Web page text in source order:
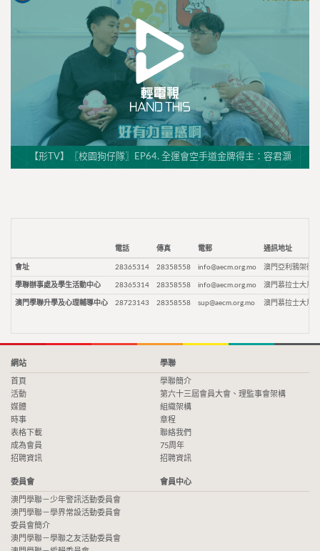
【形TV】〖校園狗仔隊〗EP64. 全運會空手道金牌得主：容君灝
電話 傳真 電郵 通訊地址
會址 28365314 28358558 info@aecm.org.mo 澳門亞利鴉架街9
學聯辦事處及學生活動中心 28365314 28358558 info@aecm.org.mo 澳門慕拉士大馬
澳門學聯升學及心理輔導中心 28723143 28358558 sup@aecm.org.mo 澳門慕拉士大馬
網站
首頁
活動
媒體
時事
表格下載
成為會員
招聘資訊
學聯
學聯簡介
第六十三屆會員大會、理監事會架構
組織架構
章程
聯絡我們
75周年
招聘資訊
委員會
澳門學聯－少年警訊活動委員會
澳門學聯－學界常設活動委員會
委員會簡介
澳門學聯－學聯之友活動委員會
會員中心